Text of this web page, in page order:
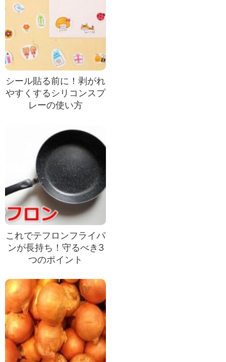
シール貼る前に！剥がれ
やすくするシリコンスプ
レーの使い方
これでテフロンフライパ
ンが長持ち！守るべき3
つのポイント